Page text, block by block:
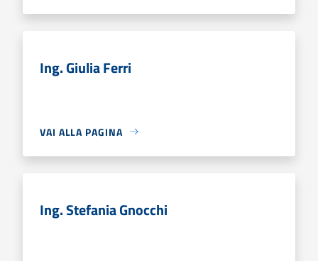
Ing. Giulia Ferri
VAI ALLA PAGINA
Ing. Stefania Gnocchi